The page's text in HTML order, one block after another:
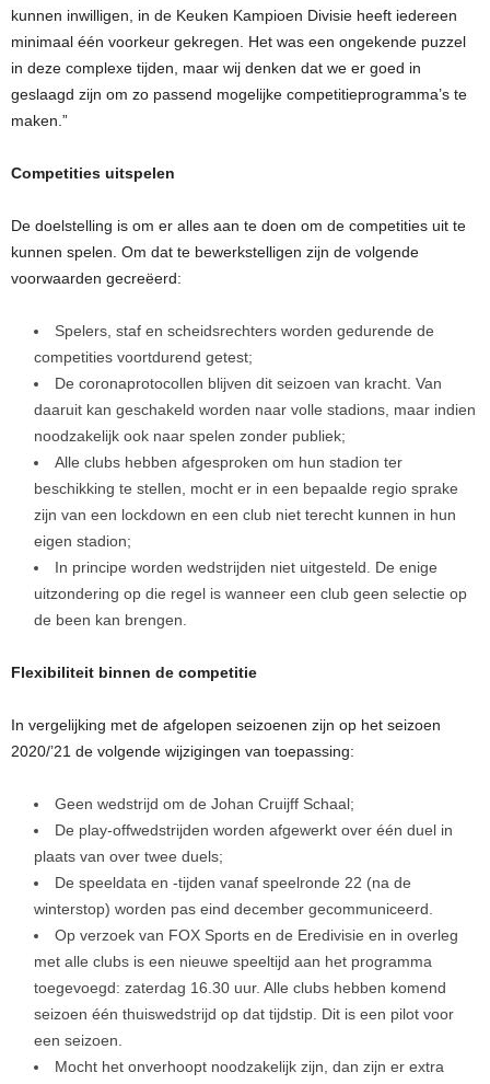
kunnen inwilligen, in de Keuken Kampioen Divisie heeft iedereen
minimaal één voorkeur gekregen. Het was een ongekende puzzel
in deze complexe tijden, maar wij denken dat we er goed in
geslaagd zijn om zo passend mogelijke competitieprogramma’s te
maken.”
Competities uitspelen
De doelstelling is om er alles aan te doen om de competities uit te
kunnen spelen. Om dat te bewerkstelligen zijn de volgende
voorwaarden gecreëerd:
Spelers, staf en scheidsrechters worden gedurende de
competities voortdurend getest;
De coronaprotocollen blijven dit seizoen van kracht. Van
daaruit kan geschakeld worden naar volle stadions, maar indien
noodzakelijk ook naar spelen zonder publiek;
Alle clubs hebben afgesproken om hun stadion ter
beschikking te stellen, mocht er in een bepaalde regio sprake
zijn van een lockdown en een club niet terecht kunnen in hun
eigen stadion;
In principe worden wedstrijden niet uitgesteld. De enige
uitzondering op die regel is wanneer een club geen selectie op
de been kan brengen.
Flexibiliteit binnen de competitie
In vergelijking met de afgelopen seizoenen zijn op het seizoen
2020/’21 de volgende wijzigingen van toepassing:
Geen wedstrijd om de Johan Cruijff Schaal;
De play-offwedstrijden worden afgewerkt over één duel in
plaats van over twee duels;
De speeldata en -tijden vanaf speelronde 22 (na de
winterstop) worden pas eind december gecommuniceerd.
Op verzoek van FOX Sports en de Eredivisie en in overleg
met alle clubs is een nieuwe speeltijd aan het programma
toegevoegd: zaterdag 16.30 uur. Alle clubs hebben komend
seizoen één thuiswedstrijd op dat tijdstip. Dit is een pilot voor
een seizoen.
Mocht het onverhoopt noodzakelijk zijn, dan zijn er extra